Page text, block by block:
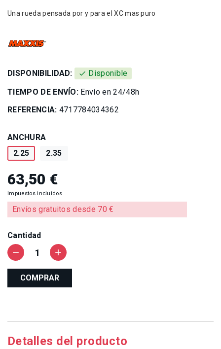
Una rueda pensada por y para el XC mas puro
DISPONIBILIDAD: check Disponible
TIEMPO DE ENVÍO: Envío en 24/48h
REFERENCIA: 4717784034362
ANCHURA
2.25
2.35
63,50 €
Impuestos incluidos
Envíos gratuitos desde 70 €
Cantidad
remove add
COMPRAR
Detalles del producto